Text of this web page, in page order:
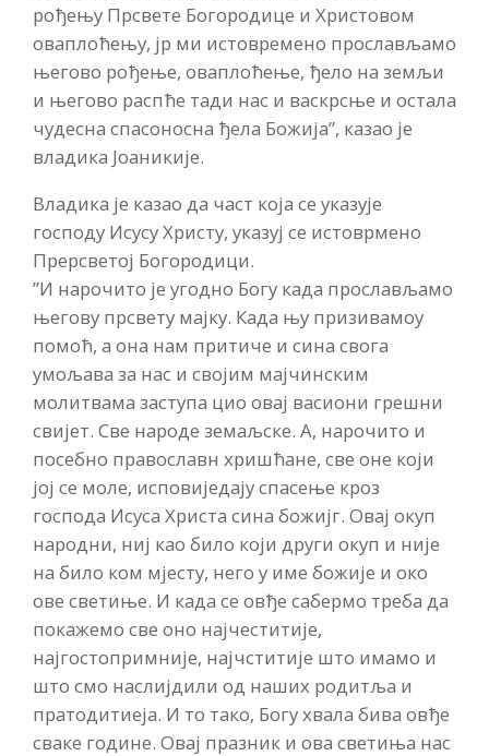
рођењу Прсвете Богородице и Христовом
оваплоћењу, јр ми истовремено прослављамо
његово рођење, оваплоћење, ђело на земљи
и његово распће тади нас и васкрсње и остала
чудесна спасоносна ђела Божија”, казао је
владика Јоаникије.
Владика је казао да част која се указује
господу Исусу Христу, указуј се истоврмено
Прерсветој Богородици.
”И нарочито је угодно Богу када прослављамо
његову прсвету мајку. Када њу призивамоу
помоћ, а она нам притиче и сина свога
умољава за нас и својим мајчинским
молитвама заступа цио овај васиони грешни
свијет. Све народе земаљске. А, нарочито и
посебно православн хришћане, све оне који
јој се моле, исповиједају спасење кроз
господа Исуса Христа сина божијг. Овај окуп
народни, ниј као било који други окуп и није
на било ком мјесту, него у име божије и око
ове светиње. И када се овђе сабермо треба да
покажемо све оно најчеститије,
најгостопримније, најчститије што имамо и
што смо наслијдили од наших родитља и
пратодитиеја. И то тако, Богу хвала бива овђе
сваке године. Овај празник и ова светиња нас